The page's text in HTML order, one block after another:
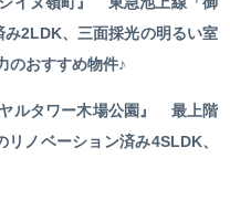
2LDK、三面採光の明るい室
のおすすめ物件♪
ルタワー木場公園』 最上階
ノベーション済み4SLDK、